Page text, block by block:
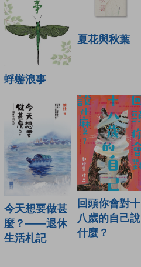
蜉蝣浪事
夏花與秋葉
今天想要做甚
麼？——退休
生活札記
回頭你會對十
八歲的自己說
什麼？